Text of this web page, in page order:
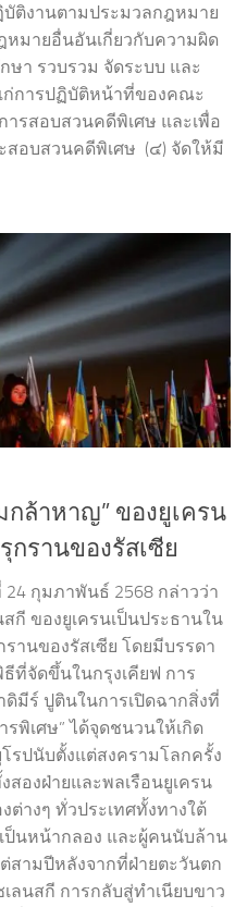
ติงานตามประมวลกฎหมาย
มายอื่นอันเกี่ยวกับความผิด
า รวบรวม จัดระบบ และ
ก่การปฏิบัติหน้าที่ของคณะ
รสอบสวนคดีพิเศษ และเพื่อ
สอบสวนคดีพิเศษ (๔) จัดให้มี
กล้าหาญ” ของยูเครน
กรานของรัสเซีย
24 กุมภาพันธ์ 2568 กล่าวว่า
กี ของยูเครนเป็นประธานใน
านของรัสเซีย โดยมีบรรดา
ที่จัดขึ้นในกรุงเคียฟ การ
มีร์ ปูตินในการเปิดฉากสิ่งที่
รพิเศษ” ได้จุดชนวนให้เกิด
รปนับตั้งแต่สงครามโลกครั้ง
องฝ่ายและพลเรือนยูเครน
างๆ ทั่วประเทศทั้งทางใต้
ป็นหน้ากลอง และผู้คนนับล้าน
สามปีหลังจากที่ฝ่ายตะวันตก
ลนสกี การกลับสู่ทำเนียบขาว